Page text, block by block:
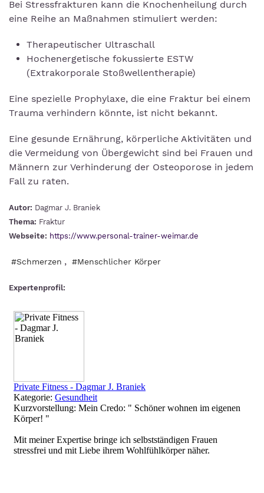
Bei Stressfrakturen kann die Knochenheilung durch
eine Reihe an Maßnahmen stimuliert werden:
Therapeutischer Ultraschall
Hochenergetische fokussierte ESTW
(Extrakorporale Stoßwellentherapie)
Eine spezielle Prophylaxe, die eine Fraktur bei einem
Trauma verhindern könnte, ist nicht bekannt.
Eine gesunde Ernährung, körperliche Aktivitäten und
die Vermeidung von Übergewicht sind bei Frauen und
Männern zur Verhinderung der Osteoporose in jedem
Fall zu raten.
Autor: Dagmar J. Braniek
Thema: Fraktur
Webseite: https://www.personal-trainer-weimar.de
#Schmerzen , #Menschlicher Körper
Expertenprofil: